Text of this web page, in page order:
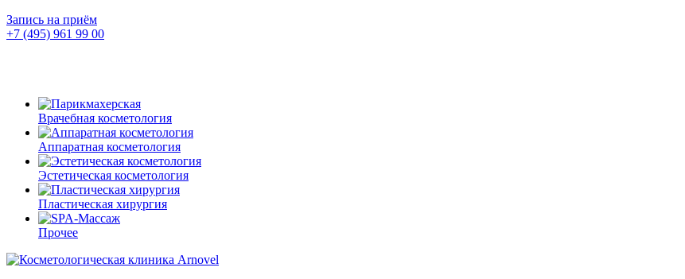
Запись на приём
+7 (495) 961 99 00
Врачебная косметология
Аппаратная косметология
Эстетическая косметология
Пластическая хирургия
Прочее